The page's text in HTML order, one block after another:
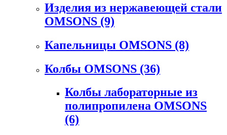
Изделия из нержавеющей стали
OMSONS (9)
Капельницы OMSONS (8)
Колбы OMSONS (36)
Колбы лабораторные из
полипропилена OMSONS
(6)